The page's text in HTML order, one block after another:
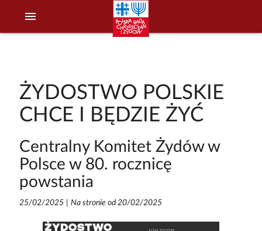
menu
ŻYDOSTWO POLSKIE
CHCE I BĘDZIE ŻYĆ
Centralny Komitet Żydów w
Polsce w 80. rocznicę
powstania
25/02/2025| Na stronie od 20/02/2025